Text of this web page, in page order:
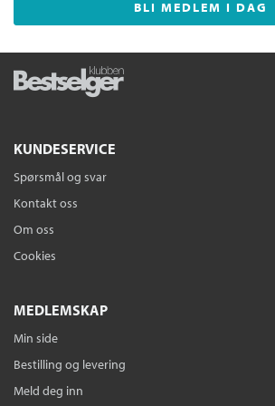
BLI MEDLEM I DAG
KUNDESERVICE
Spørsmål og svar
Kontakt oss
Om oss
Cookies
MEDLEMSKAP
Min side
Bestilling og levering
Meld deg inn